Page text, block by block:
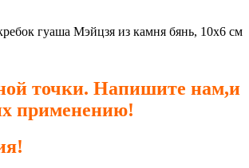
точки. Напишите нам,и
применению!